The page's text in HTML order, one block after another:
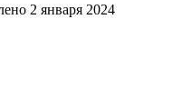
2 января 2024